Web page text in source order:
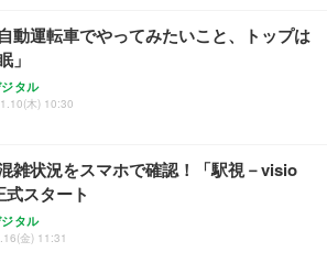
動運転車でやってみたいこと、トップは
」
タル
木) 10:30
雑状況をスマホで確認！「駅視－visio
式スタート
タル
金) 11:31